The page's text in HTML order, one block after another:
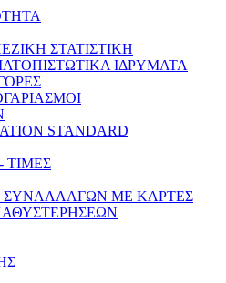
ΣΤΑΤΙΣΤΙΚΗ
ΙΔΡΥΜΑΤΑ
STANDARD
ΤΙΜΕΣ
ΣΥΝΑΛΛΑΓΩΝ ΜΕ ΚΑΡΤΕΣ